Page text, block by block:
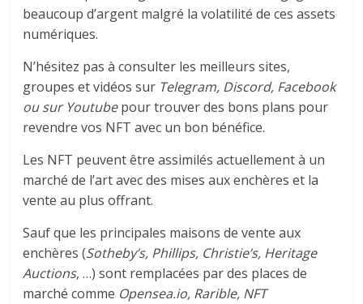
beaucoup d’argent malgré la volatilité de ces assets
numériques.
N’hésitez pas à consulter les meilleurs sites,
groupes et vidéos sur Telegram, Discord, Facebook
ou sur Youtubepour trouver des bons plans pour
revendre vos NFT avec un bon bénéfice.
Les NFT peuvent être assimilés actuellement à un
marché de l’art avec des mises aux enchères et la
vente au plus offrant.
Sauf que les principales maisons de vente aux
enchères (Sotheby’s, Phillips, Christie’s, Heritage
Auctions, …) sont remplacées par des places de
marché comme Opensea.io, Rarible, NFT